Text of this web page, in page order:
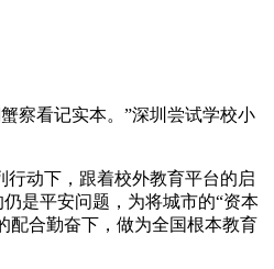
察看记实本。”深圳尝试学校小
动下，跟着校外教育平台的启
是平安问题，为将城市的“资本
配合勤奋下，做为全国根本教育